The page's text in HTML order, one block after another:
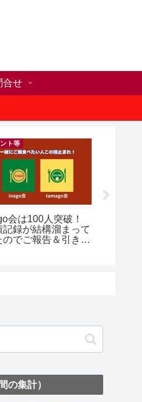
合せ
ト等
会は100人突破！
記録が結構溜まって
のでご報告＆引き続
の集計）